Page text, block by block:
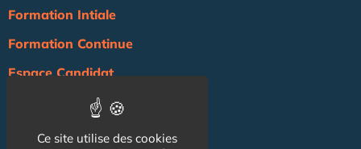
Formation Intiale
Formation Continue
Espace Candidat
Espace Recruteur
ActualitéCe site utilise des cookies